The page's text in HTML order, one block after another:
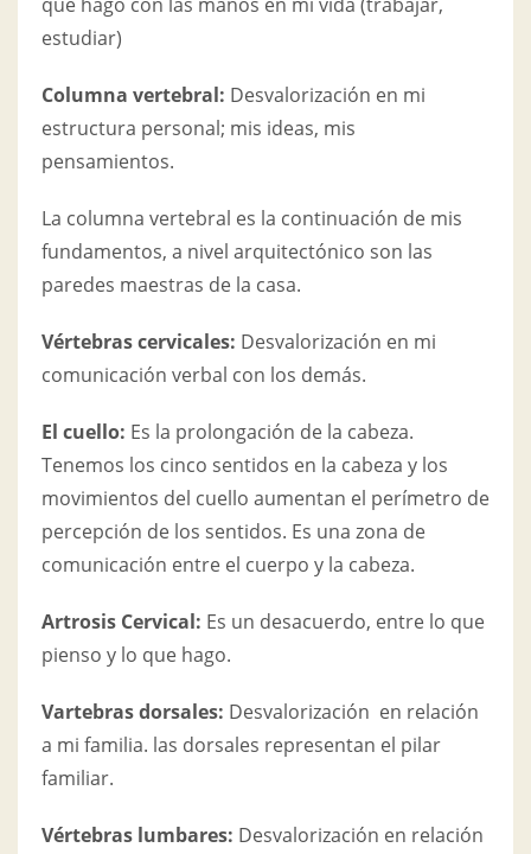
estudiar)
Columna vertebral: Desvalorización en mi
estructura personal; mis ideas, mis
pensamientos.
La columna vertebral es la continuación de mis
fundamentos, a nivel arquitectónico son las
paredes maestras de la casa.
Vértebras cervicales: Desvalorización en mi
comunicación verbal con los demás.
El cuello: Es la prolongación de la cabeza.
Tenemos los cinco sentidos en la cabeza y los
movimientos del cuello aumentan el perímetro de
percepción de los sentidos. Es una zona de
comunicación entre el cuerpo y la cabeza.
Artrosis Cervical: Es un desacuerdo, entre lo que
pienso y lo que hago.
Vartebras dorsales: Desvalorización en relación
a mi familia. las dorsales representan el pilar
familiar.
Vértebras lumbares: Desvalorización en relación